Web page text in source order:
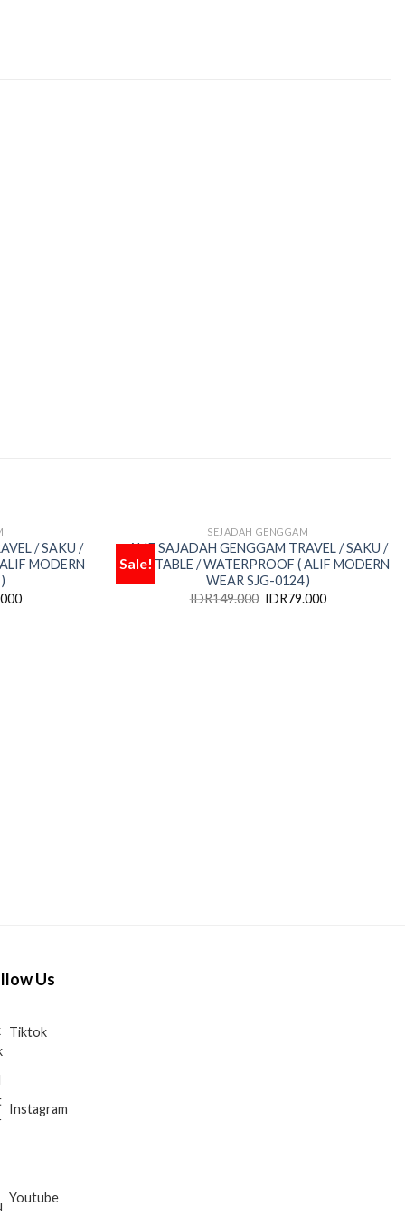
Add
/ SAKU /
MODERN
Sale!
Add
OUT OF STOCK
SEJADAH GENGGAM
ALIF SAJADAH GENGGAM TRAVEL / SAKU /
PORTABLE / WATERPROOF ( ALIF MODERN
WEAR SJG-0124 )
IDR149.000 IDR79.000
Us
Tiktok
Instagram
Youtube